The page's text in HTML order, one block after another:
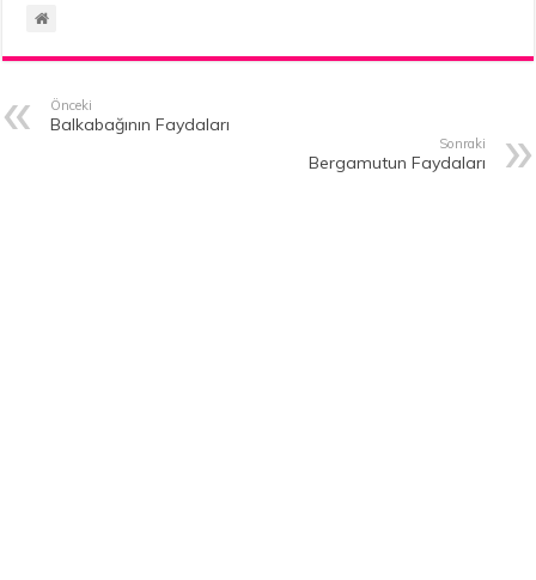
Önceki
Balkabağının Faydaları
Sonraki
Bergamutun Faydaları